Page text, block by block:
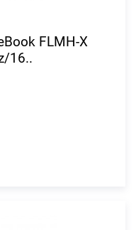
FLMH-X
16..